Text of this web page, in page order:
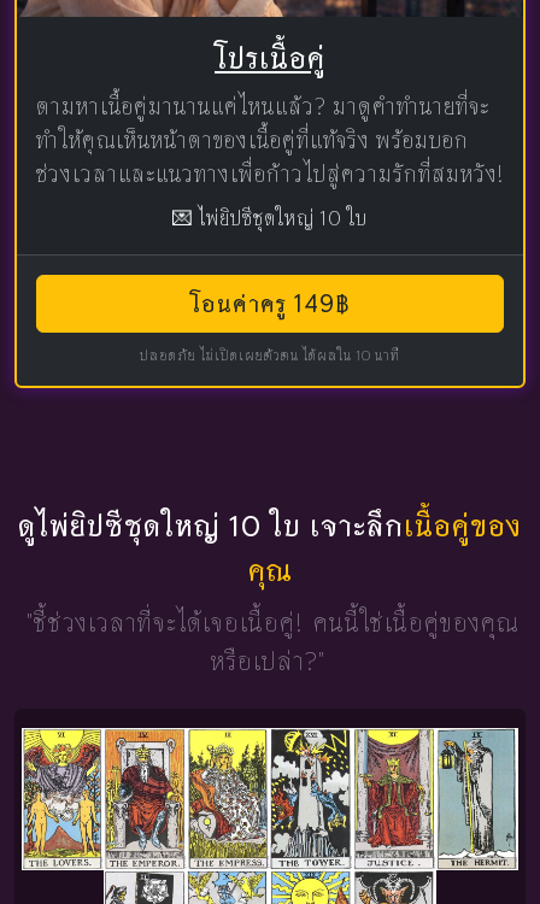
โปรเนื้อคู่
ตามหาเนื้อคู่มานานแค่ไหนแล้ว? มาดูคำทำนายที่จะ
ทำให้คุณเห็นหน้าตาของเนื้อคู่ที่แท้จริง พร้อมบอก
ช่วงเวลาและแนวทางเพื่อก้าวไปสู่ความรักที่สมหวัง!
💌 ไพ่ยิปซีชุดใหญ่ 10 ใบ
โอนค่าครู 149฿
ปลอดภัย ไม่เปิดเผยตัวตน ได้ผลใน 10 นาที
ดูไพ่ยิปซีชุดใหญ่ 10 ใบ เจาะลึกเนื้อคู่ของ
คุณ
"ชี้ช่วงเวลาที่จะได้เจอเนื้อคู่! คนนี้ใช่เนื้อคู่ของคุณ
หรือเปล่า?"